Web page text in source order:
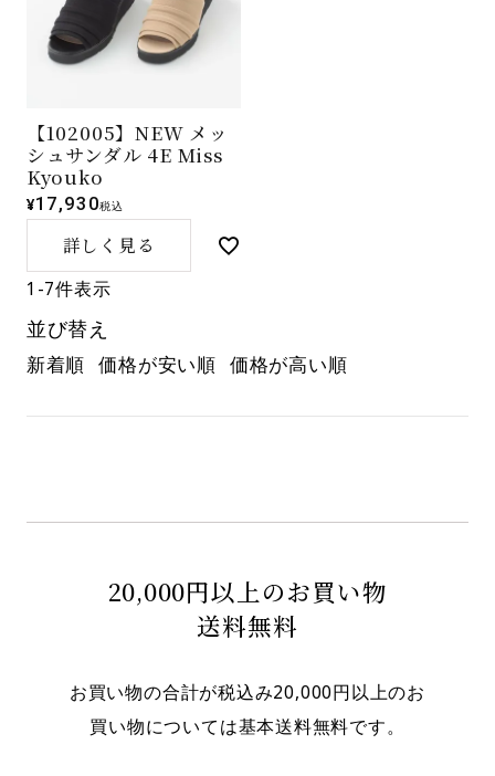
【102005】NEW メッ
シュサンダル 4E Miss
Kyouko
¥17,930税込
詳しく見る
並び替え
新着順 価格が安い順 価格が高い順
1 -7件表示
20,000円以上のお買い物
送料無料
お買い物の合計が税込み20,000円以上のお
買い物については基本送料無料です。